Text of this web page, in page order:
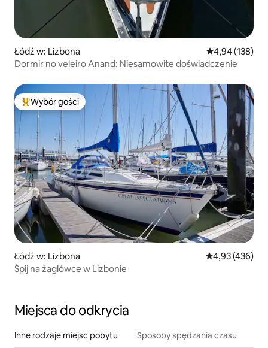
Łódź w: Lizbona Średnia
4,94 (138)
Dormir no veleiro Anand: Niesamowite doświadczenie
Najpopularniejsze z kategorii Wybór gości
Wybór gości
Łódź w: Lizbona Średnia
4,93 (436)
Śpij na żaglówce w Lizbonie
Miejsca do odkrycia
Inne rodzaje miejsc pobytu Sposoby spędzania czasu